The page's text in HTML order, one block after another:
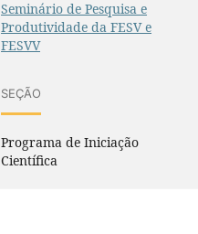
Seminário de Pesquisa e
Produtividade da FESV e
FESVV
SEÇÃO
Programa de Iniciação
Científica